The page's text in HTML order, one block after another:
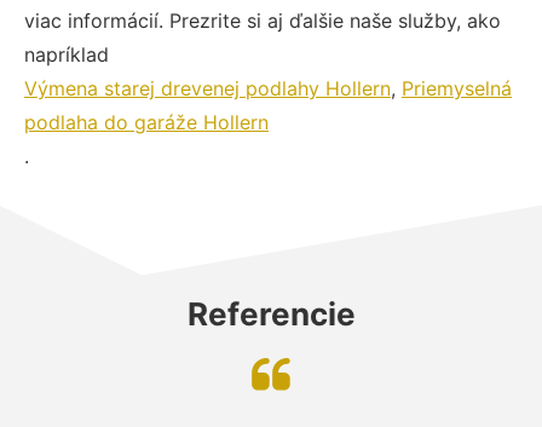
viac informácií. Prezrite si aj ďalšie naše služby, ako
napríklad
Výmena starej drevenej podlahy Hollern, Priemyselná
podlaha do garáže Hollern
.
Referencie